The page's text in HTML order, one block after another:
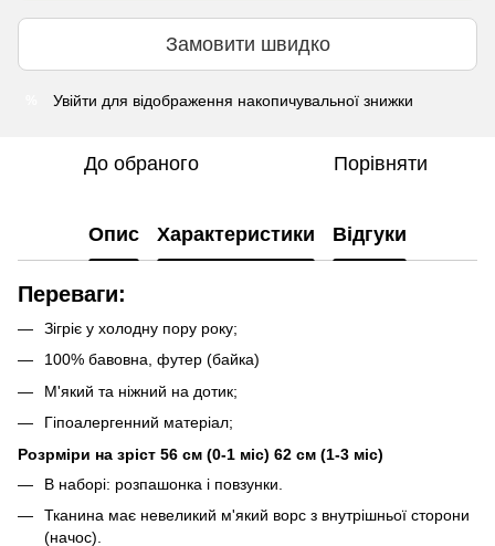
Замовити швидко
Увійти для відображення накопичувальної знижки
До обраного Порівняти
Опис Характеристики Відгуки
Переваги:
Зігріє у холодну пору року;
100% бавовна, футер (байка)
М'який та ніжний на дотик;
Гіпоалергенний матеріал;
Розрміри на зріст 56 см (0-1 міс) 62 см (1-3 міс)
В наборі: розпашонка і повзунки.
Тканина має невеликий м'який ворс з внутрішньої сторони
(начос).